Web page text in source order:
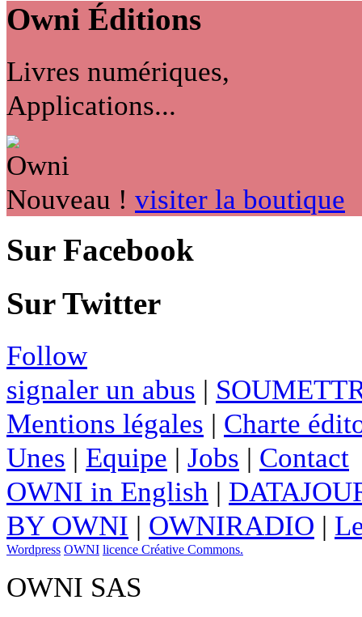
Owni Éditions
Livres numériques,
Applications...
Nouveau ! visiter la boutique
Sur Facebook
Sur Twitter
Follow
signaler un abus |
Mentions légales | Charte
Unes | Equipe | Jobs | Contact
OWNI in English |
BY OWNI | OWNIRADIO |
Wordpress OWNI licence Créative Commons.
OWNI SAS